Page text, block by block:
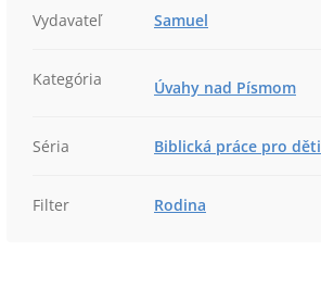
Vydavateľ Samuel
Kategória Úvahy nad Písmom
Séria Biblická práce pro děti
Filter Rodina